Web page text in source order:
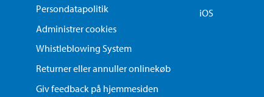
Persondatapolitik
Administrer cookies
Whistleblowing System
Returner eller annuller onlinekøb
Giv feedback på hjemmesiden
iOS